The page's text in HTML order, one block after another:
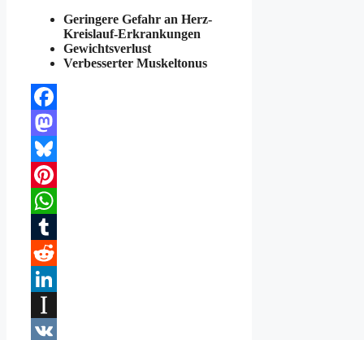
Geringere Gefahr an Herz-
Kreislauf-Erkrankungen
Gewichtsverlust
Verbesserter Muskeltonus
Facebook
Mastodon
Bluesky
Pinterest
WhatsApp
Tumblr
Reddit
Instapaper